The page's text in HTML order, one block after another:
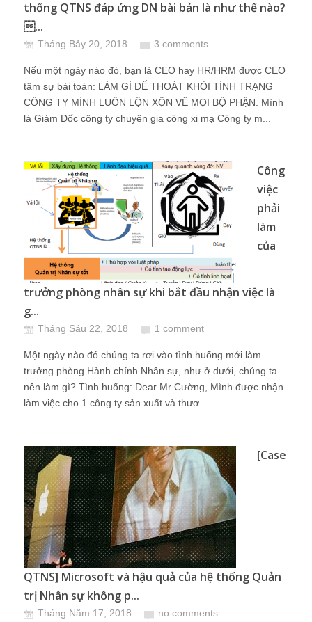
thống QTNS đáp ứng DN bài bản là như thế nào?
...
Tháng Bảy 20, 2018 3 comments
Nếu một ngày nào đó, bạn là CEO hay HR/HRM được CEO
tâm sự bài toán: LÀM GÌ ĐỂ THOÁT KHỎI TÌNH TRẠNG
CÔNG TY MÌNH LUÔN LỘN XỘN VỀ MỌI BỘ PHẬN. Mình
là Giám Đốc công ty chuyên gia công xi mạ Công ty m...
Công
việc
phải
làm
của
trưởng phòng nhân sự khi bắt đầu nhận việc là
g...
Tháng Sáu 22, 2018 1 comment
Một ngày nào đó chúng ta rơi vào tình huống mới làm
trưởng phòng Hành chính Nhân sự, như ở dưới, chúng ta
nên làm gì? Tình huống: Dear Mr Cường, Mình được nhận
làm việc cho 1 công ty sản xuất và thươ...
[Case
QTNS] Microsoft và hậu quả của hệ thống Quản
trị Nhân sự không p...
Tháng Năm 17, 2018 no comments